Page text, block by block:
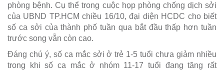
phòng bệnh. Cụ thể trong cuộc họp phòng chống dịch sởi
của UBND TP.HCM chiều 16/10, đại diện HCDC cho biết
số ca sởi của thành phố tuần qua bắt đầu thấp hơn tuần
trước song vẫn còn cao.
Đáng chú ý, số ca mắc sởi ở trẻ 1-5 tuổi chưa giảm nhiều
trong khi số ca mắc ở nhóm 11-17 tuổi đang tăng rất